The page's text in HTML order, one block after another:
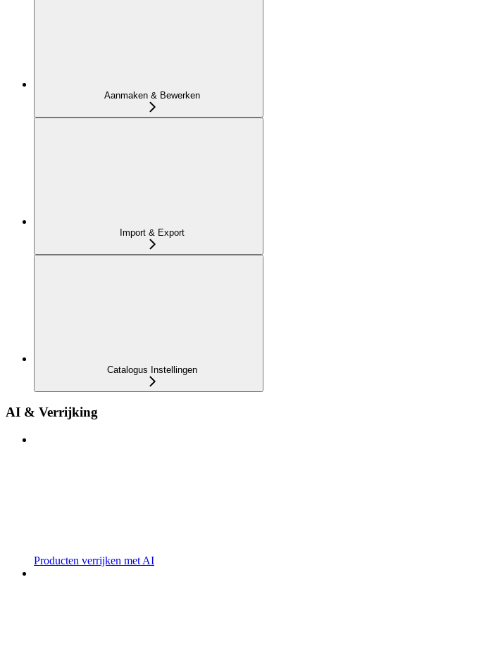
Aanmaken & Bewerken
Import & Export
Catalogus Instellingen
AI & Verrijking
Producten verrijken met AI